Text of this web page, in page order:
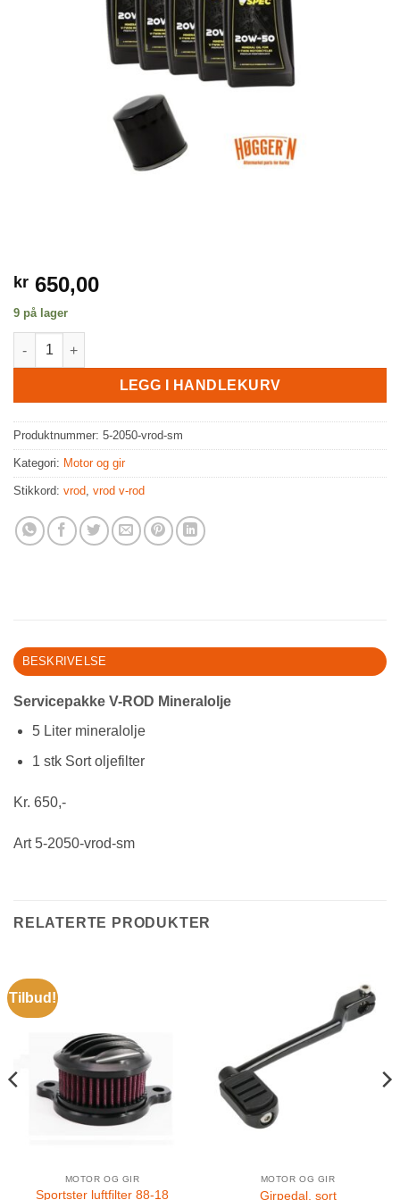
kr 650,00
9 på lager
Liten servicepakke V-ROD Mineralolje antall
LEGG I HANDLEKURV
Produktnummer: 5-2050-vrod-sm
Kategori: Motor og gir
Stikkord: vrod vrod v-rod
BESKRIVELSE
Servicepakke V-ROD Mineralolje
5 Liter mineralolje
1 stk Sort oljefilter
Kr. 650,-
Art 5-2050-vrod-sm
RELATERTE PRODUKTER
Tilbud!
MOTOR OG GIR
Sportster luftfilter 88-18
MOTOR OG GIR
Girpedal, sort